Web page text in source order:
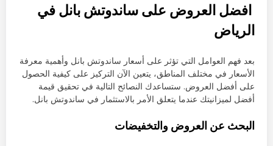
افضل العروض على ساندوتش بانل في
الرياض
بعد فهم العوامل التي تؤثر على أسعار ساندوتش بانل وأهمية معرفة
الأسعار في مختلف المناطق، يتعين الآن التركيز على كيفية الحصول
على أفضل العروض. ستساعدك النصائح التالية في تحقيق قيمة
أفضل لميزانيتك عندما يتعلق الأمر بالاستثمار في ساندوتش بانل.
البحث عن العروض والتخفيضات